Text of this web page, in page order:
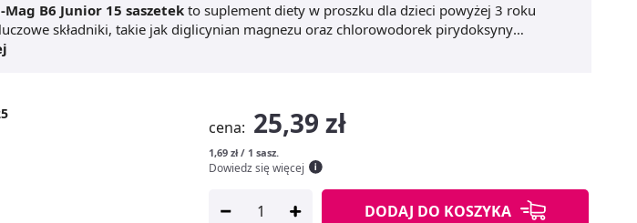
B6 Junior 15 saszetek to suplement diety w proszku dla dzieci powyżej 3 roku
składniki, takie jak diglicynian magnezu oraz chlorowodorek pirydoksyny
cena: 25,39 zł
1,69 zł / 1 sasz.
Dowiedz się więcej
DODAJ DO KOSZYKA